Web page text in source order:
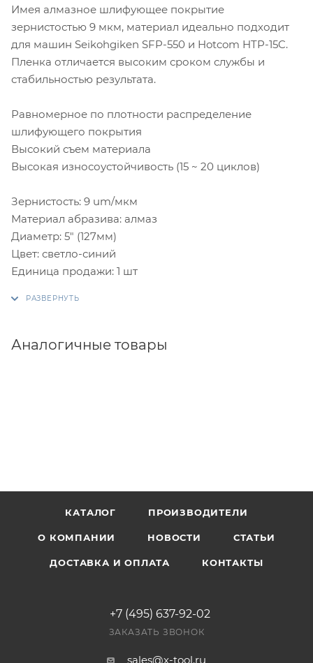
Имея алмазное шлифующее покрытие
зернистостью 9 мкм, материал идеально подходит
для машин Seikohgiken SFP-550 и Hotcom HTP-15C.
Пленка отличается высоким сроком службы и
стабильностью результата.
Равномерное по плотности распределение
шлифующего покрытия
Высокий съем материала
Высокая износоустойчивость (15 ~ 20 циклов)
Зернистость: 9 um/мкм
Материал абразива: алмаз
Диаметр: 5" (127мм)
Цвет: светло-синий
Единица продажи: 1 шт
Аналогичные товары
КАТАЛОГ ПРОИЗВОДИТЕЛИ
О КОМПАНИИ НОВОСТИ СТАТЬИ
ДОСТАВКА И ОПЛАТА КОНТАКТЫ
+7 (495) 637-92-02
ЗАКАЗАТЬ ЗВОНОК
sales@x-tool.ru